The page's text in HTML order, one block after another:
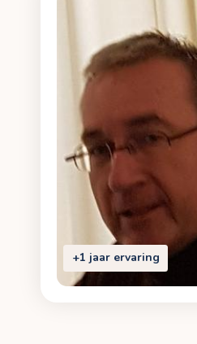
+1 jaar ervaring